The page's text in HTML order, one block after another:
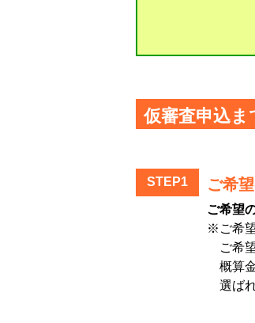
仮審査申込ま
STEP1 ご希
ご希望
※ご希
ご希望
概算金
選ばれ